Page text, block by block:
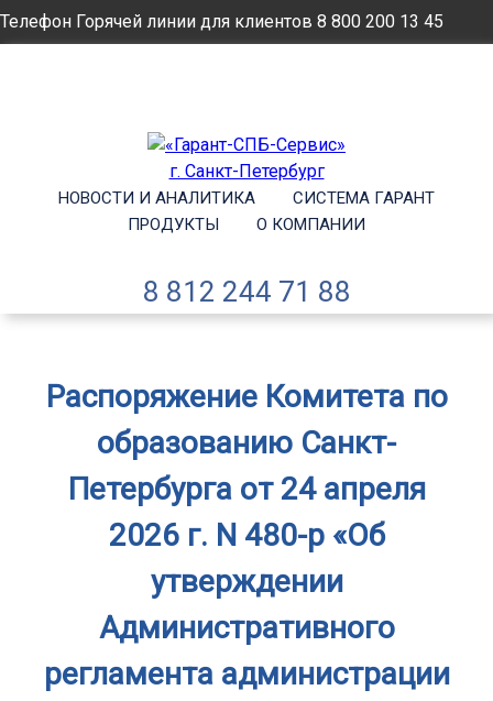
Телефон Горячей линии для клиентов 8 800 200 13 45
НОВОСТИ И АНАЛИТИКА
СИСТЕМА ГАРАНТ
ПРОДУКТЫ
О КОМПАНИИ
8 812 244 71 88
Распоряжение Комитета по
образованию Санкт-
Петербурга от 24 апреля
2026 г. N 480-р «Об
утверждении
Административного
регламента администрации